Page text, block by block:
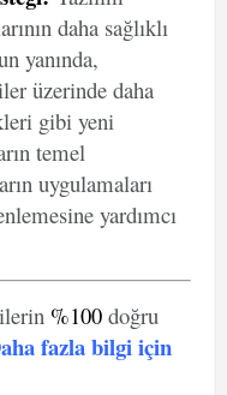
daha sağlıklı
yanında,
üzerinde daha
gibi yeni
temel
uygulamaları
yardımcı
%100 doğru
fazla bilgi için